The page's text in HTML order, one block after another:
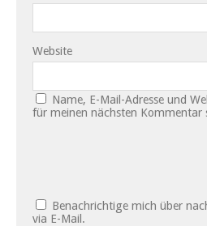
Website
Name, E-Mail-Adresse und
für meinen nächsten Kommentar
Benachrichtige mich über
via E-Mail.